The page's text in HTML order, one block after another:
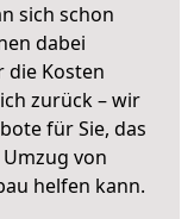
sich schon
dabei
die Kosten
zurück – wir
für Sie, das
von
helfen kann.